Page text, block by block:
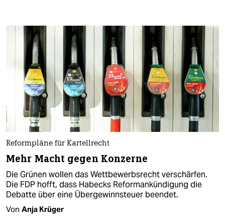
Reformpläne für Kartellrecht
Mehr Macht gegen Konzerne
Die Grünen wollen das Wettbewerbsrecht verschärfen.
Die FDP hofft, dass Habecks Reform­an­kündigung die
Debatte über eine Übergewinnsteuer beendet.
Von Anja Krüger